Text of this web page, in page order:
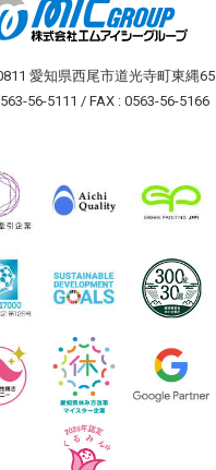
愛知県西尾市道光寺町東縄65
56-5111 / FAX : 0563-56-5166